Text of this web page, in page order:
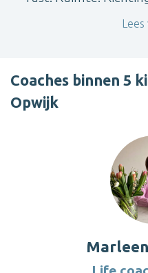
Coaches binnen 5
Opwijk